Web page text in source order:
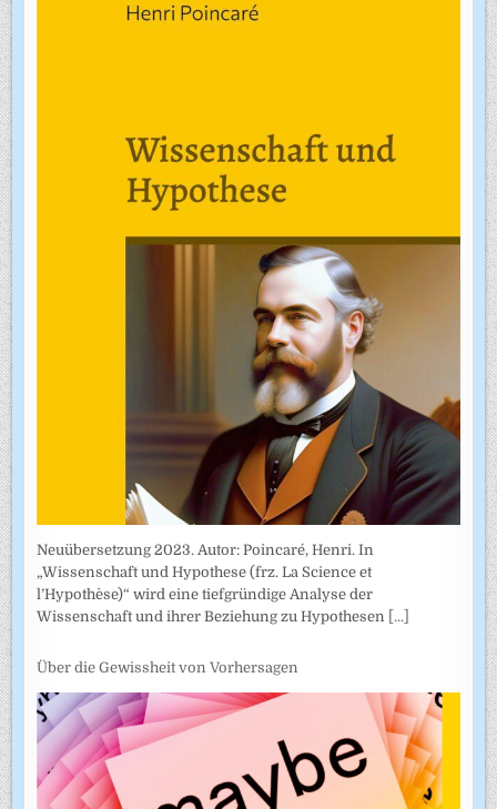
Neuübersetzung 2023. Autor: Poincaré, Henri. In
„Wissenschaft und Hypothese (frz. La Science et
l’Hypothèse)“ wird eine tiefgründige Analyse der
Wissenschaft und ihrer Beziehung zu Hypothesen [...]
Über die Gewissheit von Vorhersagen